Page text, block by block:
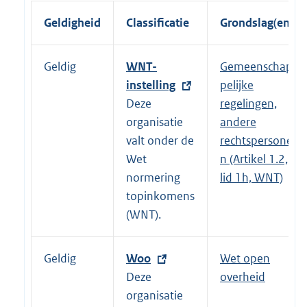
Geldigheid Classificatie Grondslag(en)
Geldig
E
x
t
e
r
n
e
l
i
n
k
:
WNT-
instelling
Deze
organisatie
valt onder de
Wet
normering
topinkomens
(WNT).
Gemeenschap
pelijke
regelingen,
andere
rechtspersone
n (Artikel 1.2,
lid 1h, WNT)
Geldig
E
x
t
Woo
Deze
organisatie
Wet open
overheid